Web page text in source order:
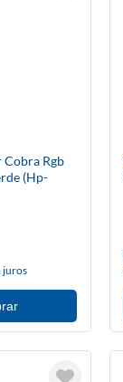
Rgb
(Hp-
juros